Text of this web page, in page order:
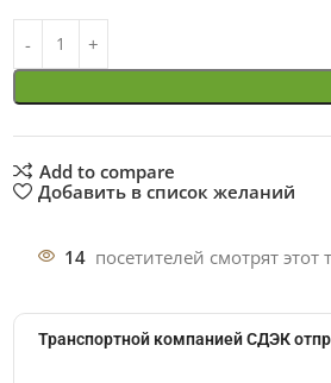
Add to compare
Добавить в список желаний
14 посетителей смотрят этот
Транспортной компанией СДЭК